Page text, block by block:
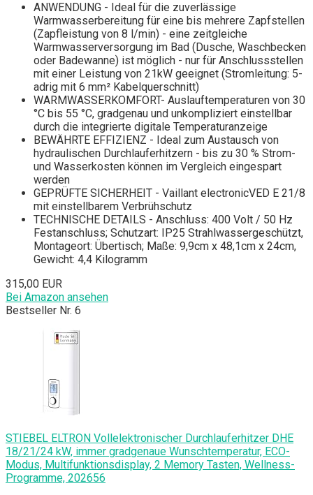
ANWENDUNG - Ideal für die zuverlässige
Warmwasserbereitung für eine bis mehrere Zapfstellen
(Zapfleistung von 8 l/min) - eine zeitgleiche
Warmwasserversorgung im Bad (Dusche, Waschbecken
oder Badewanne) ist möglich - nur für Anschlussstellen
mit einer Leistung von 21kW geeignet (Stromleitung: 5-
adrig mit 6 mm² Kabelquerschnitt)
WARMWASSERKOMFORT- Auslauftemperaturen von 30
°C bis 55 °C, gradgenau und unkompliziert einstellbar
durch die integrierte digitale Temperaturanzeige
BEWÄHRTE EFFIZIENZ - Ideal zum Austausch von
hydraulischen Durchlauferhitzern - bis zu 30 % Strom-
und Wasserkosten können im Vergleich eingespart
werden
GEPRÜFTE SICHERHEIT - Vaillant electronicVED E 21/8
mit einstellbarem Verbrühschutz
TECHNISCHE DETAILS - Anschluss: 400 Volt / 50 Hz
Festanschluss; Schutzart: IP25 Strahlwassergeschützt,
Montageort: Übertisch; Maße: 9,9cm x 48,1cm x 24cm,
Gewicht: 4,4 Kilogramm
315,00 EUR
Bei Amazon ansehen
Bestseller Nr. 6
STIEBEL ELTRON Vollelektronischer Durchlauferhitzer DHE
18/21/24 kW, immer gradgenaue Wunschtemperatur, ECO-
Modus, Multifunktionsdisplay, 2 Memory Tasten, Wellness-
Programme, 202656